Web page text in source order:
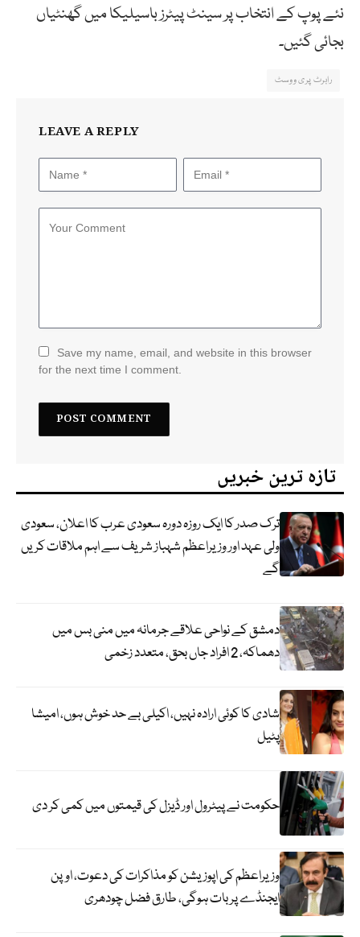
نئے پوپ کے انتخاب پر سینٹ پیٹرز باسیلیکا میں گھنٹیاں
بجائی گئیں۔
رابرٹ پری ووسٹ
LEAVE A REPLY
Save my name, email, and website in this browser
for the next time I comment.
تازہ ترین خبریں
ترک صدر کا ایک روزہ دورہ سعودی عرب کا اعلان، سعودی
ولی عہد اور وزیراعظم شہباز شریف سے اہم ملاقات کریں
گے
دمشق کے نواحی علاقے جرمانہ میں منی بس میں
دھماکہ، 2 افراد جاں بحق، متعدد زخمی
شادی کا کوئی ارادہ نہیں، اکیلی بے حد خوش ہوں، امیشا
پٹیل
حکومت نے پیٹرول اور ڈیزل کی قیمتوں میں کمی کر دی
وزیراعظم کی اپوزیشن کو مذاکرات کی دعوت، اوپن
ایجنڈے پر بات ہوگی، طارق فضل چودھری